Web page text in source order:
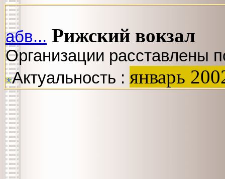
абв... Рижский вокзал
Организации расставлены
Актуальность : январь